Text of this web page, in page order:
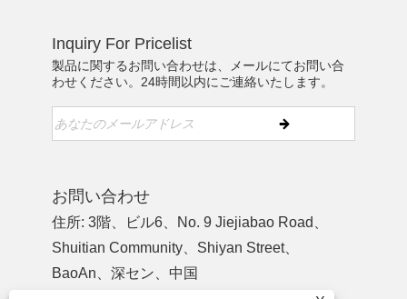
Inquiry For Pricelist
製品に関するお問い合わせは、メールにてお問い合
わせください。24時間以内にご連絡いたします。
お問い合わせ
住所: 3階、ビル6、No. 9 Jiejiabao Road、
Shuitian Community、Shiyan Street、
BaoAn、深セン、中国